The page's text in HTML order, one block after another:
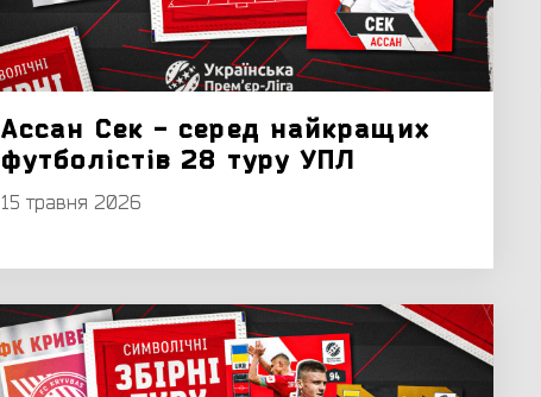
Ассан Сек - серед найкращих
футболістів 28 туру УПЛ
15 травня 2026